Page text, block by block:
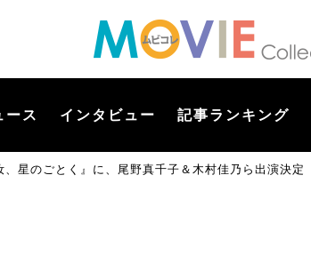
ース インタビュー 記事ランキング
星のごとく』に、尾野真千子＆木村佳乃ら出演決定